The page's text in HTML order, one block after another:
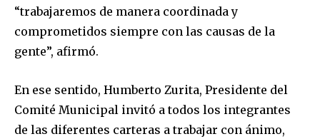
“trabajaremos de manera coordinada y
comprometidos siempre con las causas de la
gente”, afirmó.
En ese sentido, Humberto Zurita, Presidente del
Comité Municipal invitó a todos los integrantes
de las diferentes carteras a trabajar con ánimo,